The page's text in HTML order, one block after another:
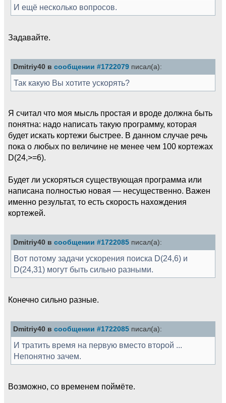
И ещё несколько вопросов.
Задавайте.
Dmitriy40 в сообщении #1722079 писал(а):
Так какую Вы хотите ускорять?
Я считал что моя мысль простая и вроде должна быть
понятна: надо написать такую программу, которая
будет искать кортежи быстрее. В данном случае речь
пока о любых по величине не менее чем 100 кортежах
D(24,>=6).
Будет ли ускоряться существующая программа или
написана полностью новая — несущественно. Важен
именно результат, то есть скорость нахождения
кортежей.
Dmitriy40 в сообщении #1722085 писал(а):
Вот потому задачи ускорения поиска D(24,6) и
D(24,31) могут быть сильно разными.
Конечно сильно разные.
Dmitriy40 в сообщении #1722085 писал(а):
И тратить время на первую вместо второй ...
Непонятно зачем.
Возможно, со временем поймёте.